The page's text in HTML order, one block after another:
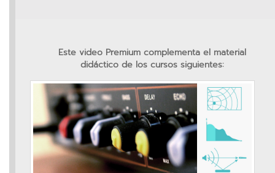
Este video Premium complementa el material
didáctico de los cursos siguientes: